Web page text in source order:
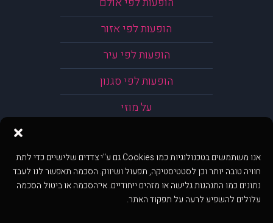
אנו משתמשים בטכנולוגיות כמו Cookies גם ע"י צדדים שלישיים כדי לתת
חוויה טובה יותר וכן לסטטיסטיקה, תפעול ושיווק. הסכמה תאפשר לנו לעבד
נתונים כמו התנהגות גלישה או מזהים ייחודיים. אי־הסכמה או ביטול הסכמה
עלולים להשפיע לרעה על תפקוד האתר.
הופעות לפי אזור
הופעות לפי עיר
הופעות לפי סגנון
על מוזי